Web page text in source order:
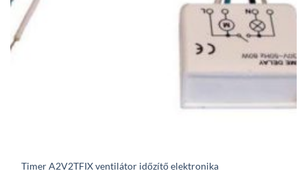
Timer A2V2TFIX ventilátor időzítő elektronika